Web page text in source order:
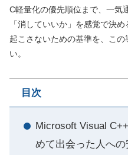
C軽量化の優先順位まで、一気
「消していいか」を感覚で決
起こさないための基準を、こ
い。
目次
Microsoft Visual
めて出会った人へ